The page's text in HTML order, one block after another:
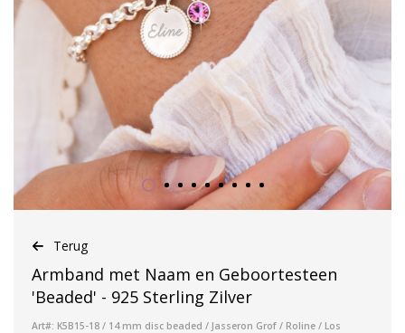
Terug
Armband met Naam en Geboortesteen
'Beaded' - 925 Sterling Zilver
Art#: K5B15-18 / 14 mm disc beaded / Jasseron Grof / Roline / Los